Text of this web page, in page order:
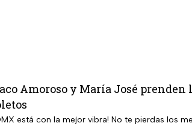
Amoroso y María José prenden
está con la mejor vibra! No te pierdas los